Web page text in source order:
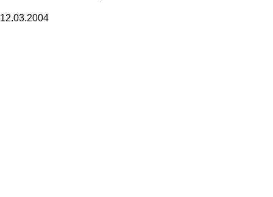
12.03.2004